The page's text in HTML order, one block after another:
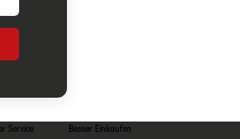
Service Besser Einkaufen